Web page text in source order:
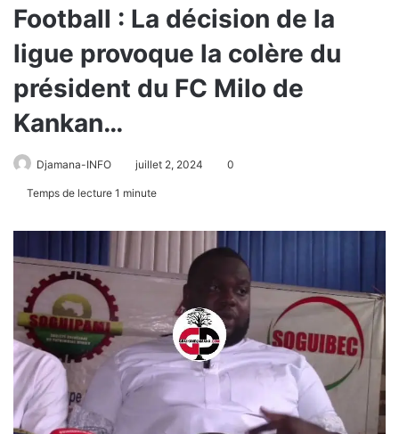
Football : La décision de la
ligue provoque la colère du
président du FC Milo de
Kankan…
Djamana-INFO juillet 2, 2024 0
Temps de lecture 1 minute